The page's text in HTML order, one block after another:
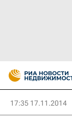
17:35 17.11.2014